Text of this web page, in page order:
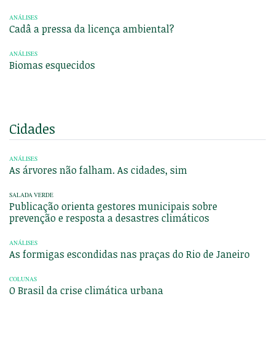
ANÁLISES
Cadâ a pressa da licença ambiental?
ANÁLISES
Biomas esquecidos
Cidades
ANÁLISES
As árvores não falham. As cidades, sim
SALADA VERDE
Publicação orienta gestores municipais sobre
prevenção e resposta a desastres climáticos
ANÁLISES
As formigas escondidas nas praças do Rio de Janeiro
COLUNAS
O Brasil da crise climática urbana